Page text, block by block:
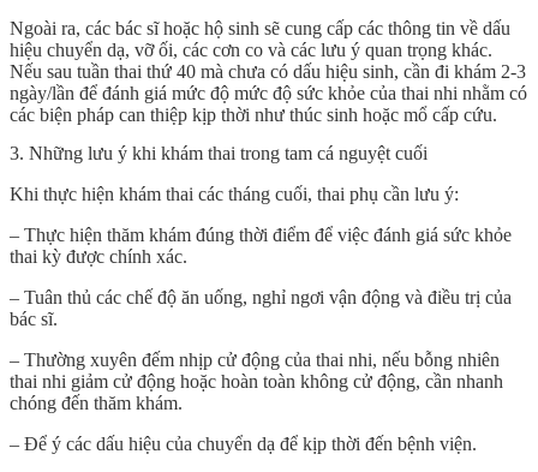
Ngoài ra, các bác sĩ hoặc hộ sinh sẽ cung cấp các thông tin về dấu
hiệu chuyển dạ, vỡ ối, các cơn co và các lưu ý quan trọng khác.
Nếu sau tuần thai thứ 40 mà chưa có dấu hiệu sinh, cần đi khám 2-3
ngày/lần để đánh giá mức độ mức độ sức khỏe của thai nhi nhằm có
các biện pháp can thiệp kịp thời như thúc sinh hoặc mổ cấp cứu.
3. Những lưu ý khi khám thai trong tam cá nguyệt cuối
Khi thực hiện khám thai các tháng cuối, thai phụ cần lưu ý:
– Thực hiện thăm khám đúng thời điểm để việc đánh giá sức khỏe
thai kỳ được chính xác.
– Tuân thủ các chế độ ăn uống, nghỉ ngơi vận động và điều trị của
bác sĩ.
– Thường xuyên đếm nhịp cử động của thai nhi, nếu bỗng nhiên
thai nhi giảm cử động hoặc hoàn toàn không cử động, cần nhanh
chóng đến thăm khám.
– Để ý các dấu hiệu của chuyển dạ để kịp thời đến bệnh viện.